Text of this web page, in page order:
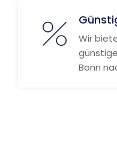
Wir
Bonn